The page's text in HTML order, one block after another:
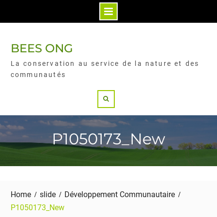
BEES ONG
La conservation au service de la nature et des
communautés
P1050173_New
Home slide
Développement Communautaire
P1050173_New